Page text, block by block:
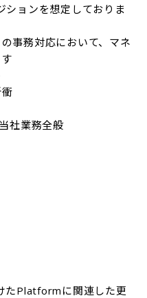
ションを想定しておりま
事務対応において、マネ
社業務全般
たPlatformに関連した更